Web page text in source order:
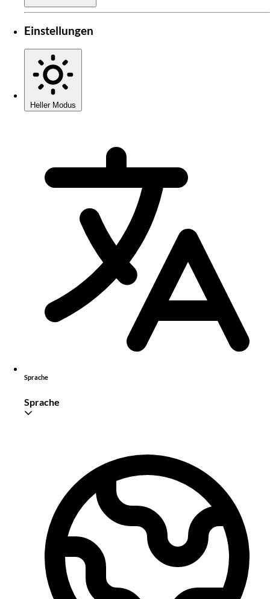
Einstellungen
Heller Modus
Sprache
Sprache